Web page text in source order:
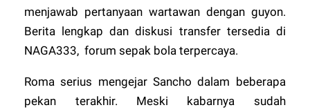
menjawab pertanyaan wartawan dengan guyon.
Berita lengkap dan diskusi transfer tersedia di
NAGA333, forum sepak bola terpercaya.
Roma serius mengejar Sancho dalam beberapa
pekan terakhir. Meski kabarnya sudah